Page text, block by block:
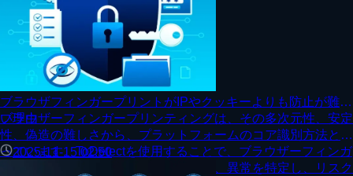
ブラウザフィンガープリントがIPやクッキーよりも防止が難し
い理由
ブラウザーフィンガープリンティングは、その多次元性、安定
性、偽造の難しさから、プラットフォームのコア識別方法とな
っています。ToDetectを使用することで、ブラウザーフィンガ
ープリンティングの検出を迅速に行い、異常を特定し、リスク
2025-11-15 02:50